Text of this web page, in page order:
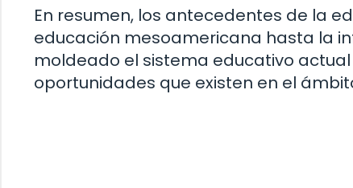
En resumen, los antecedentes de la
educación mesoamericana hasta la
moldeado el sistema educativo
oportunidades que existen en el